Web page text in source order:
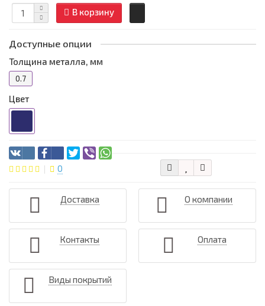
В корзину
Доступные опции
Толщина металла, мм
0.7
Цвет
0
Доставка О компании
Контакты Оплата
Виды покрытий